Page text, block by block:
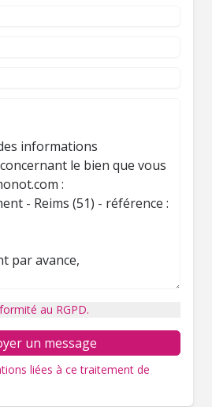
au RGPD.
un message
liées à ce traitement de